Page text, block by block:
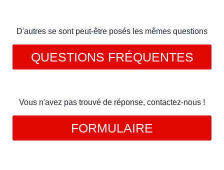
D'autres se sont peut-être posés les mêmes questions
QUESTIONS FRÉQUENTES
Vous n'avez pas trouvé de réponse, contactez-nous !
FORMULAIRE